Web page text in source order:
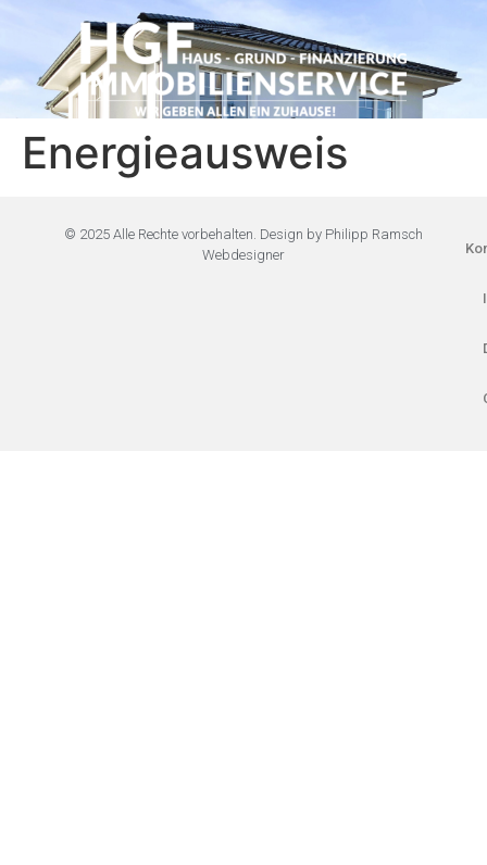
Energieausweis
© 2025 Alle Rechte vorbehalten. Design by Philipp Ramsch
Webdesigner